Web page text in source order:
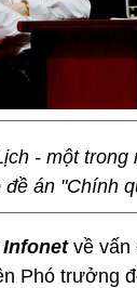
- một
đề án "Chính
Infonetvề vấn
Phó trưởng